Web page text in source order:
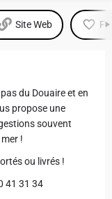
Site Web
du Douaire et en
propose une
souvent
!
ou livrés !
41 31 34